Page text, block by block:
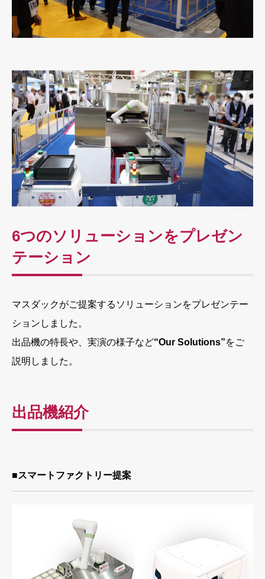
6つのソリューションをプレゼン
テーション
マスダックがご提案するソリューションをプレゼンテー
ションしました。
出品機の特長や、実演の様子など“Our Solutions”をご
説明しました。
出品機紹介
■スマートファクトリー提案